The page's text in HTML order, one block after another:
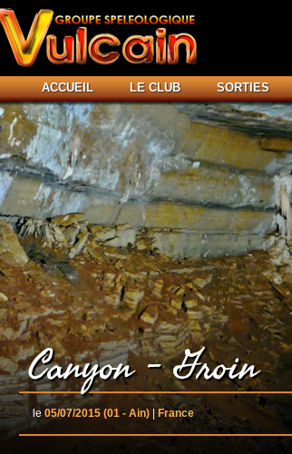
ACCUEIL LE CLUB SORTIES
Canyon – Groin
le 05/07/2015 (01 - Ain) France